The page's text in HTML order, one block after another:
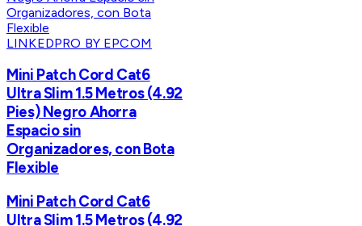
LINKEDPRO BY EPCOM
Mini Patch Cord Cat6
Ultra Slim 1.5 Metros (4.92
Pies) Negro Ahorra
Espacio sin
Organizadores, con Bota
Flexible
Mini Patch Cord Cat6
Ultra Slim 1.5 Metros (4.92